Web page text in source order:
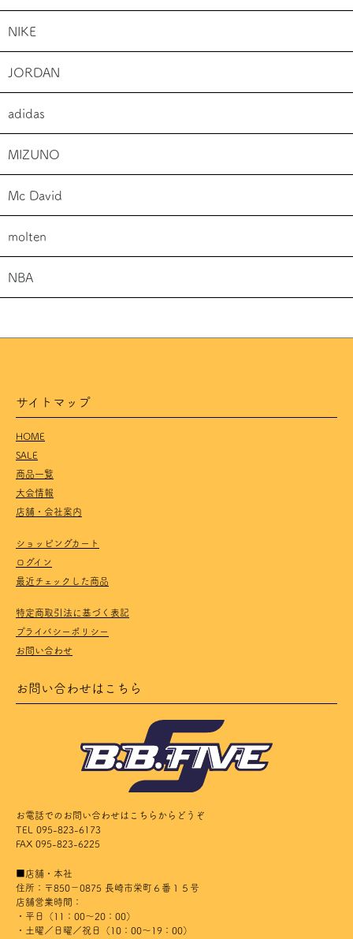
NIKE
JORDAN
adidas
MIZUNO
Mc David
molten
NBA
サイトマップ
HOME
SALE
商品一覧
大会情報
店舗・会社案内
ショッピングカート
ログイン
最近チェックした商品
特定商取引法に基づく表記
プライバシーポリシー
お問い合わせ
お問い合わせはこちら
お電話でのお問い合わせはこちらからどうぞ
TEL 095-823-6173
FAX 095-823-6225
■店舗・本社
住所：〒850－0875 長崎市栄町６番１５号
店舗営業時間：
・平日（11：00～20：00）
・土曜／日曜／祝日（10：00～19：00）